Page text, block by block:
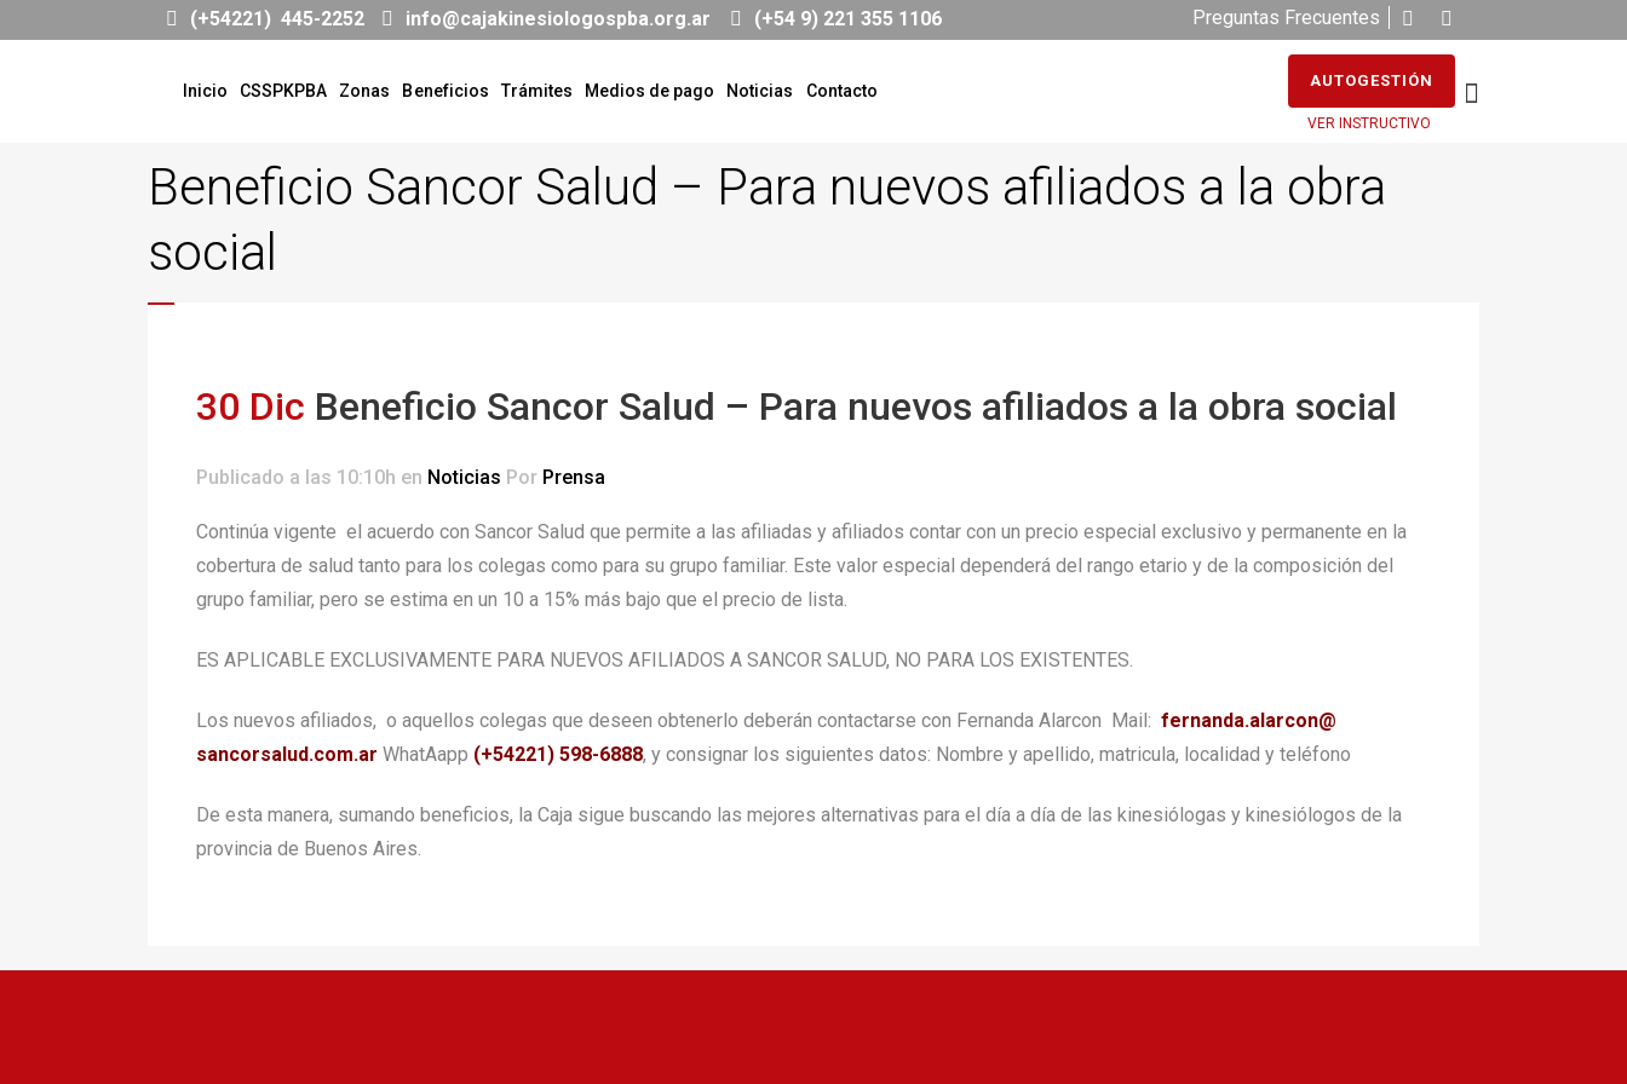
(+54221) 445-2252 info@cajakinesiologospba.org.ar (+54 9) 221 355 1106 Preguntas Frecuentes
AUTOGESTIÓN
VER INSTRUCTIVO
Inicio CSSPKPBA Zonas Beneficios Trámites Medios de pago Noticias Contacto
Beneficio Sancor Salud – Para nuevos afiliados a la obra
social
30 Dic Beneficio Sancor Salud – Para nuevos afiliados a la obra social
Publicado a las 10:10h en Noticias Por Prensa
Continúa vigente el acuerdo con Sancor Salud que permite a las afiliadas y afiliados contar con un precio especial exclusivo y permanente en la
cobertura de salud tanto para los colegas como para su grupo familiar. Este valor especial dependerá del rango etario y de la composición del
grupo familiar, pero se estima en un 10 a 15% más bajo que el precio de lista.
ES APLICABLE EXCLUSIVAMENTE PARA NUEVOS AFILIADOS A SANCOR SALUD, NO PARA LOS EXISTENTES.
Los nuevos afiliados, o aquellos colegas que deseen obtenerlo deberán contactarse con Fernanda Alarcon Mail: fernanda.alarcon@
sancorsalud.com.ar WhatAapp (+54221) 598-6888, y consignar los siguientes datos: Nombre y apellido, matricula, localidad y teléfono
De esta manera, sumando beneficios, la Caja sigue buscando las mejores alternativas para el día a día de las kinesiólogas y kinesiólogos de la
provincia de Buenos Aires.